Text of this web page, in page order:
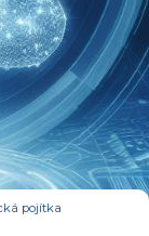
pojítka